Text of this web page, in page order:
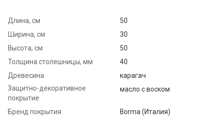
Длина, см
50
Ширина, см
30
Высота, см
50
Толщина столешницы, мм
40
Древесина
карагач
Защитно-декоративное
покрытие
масло с воском
Бренд покрытия
Borma (Италия)